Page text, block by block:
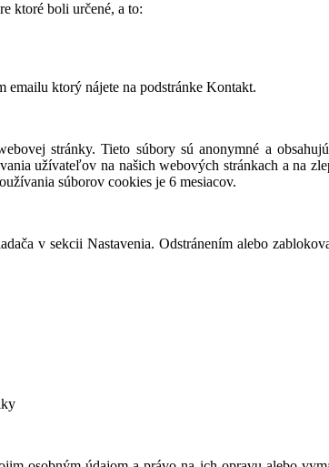
ktoré boli určené, a to:
emailu ktorý nájete na podstránke Kontakt.
stránky. Tieto súbory sú anonymné a
užívateľov na našich webových stránkach a na
súborov cookies je 6 mesiacov.
v sekcii Nastavenia. Odstránením alebo